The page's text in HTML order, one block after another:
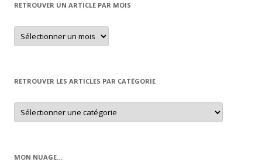
RETROUVER UN ARTICLE PAR MOIS
Retrouver
un
article
RETROUVER LES ARTICLES PAR CATÉGORIE
Retrouver
les
articles
MON NUAGE…